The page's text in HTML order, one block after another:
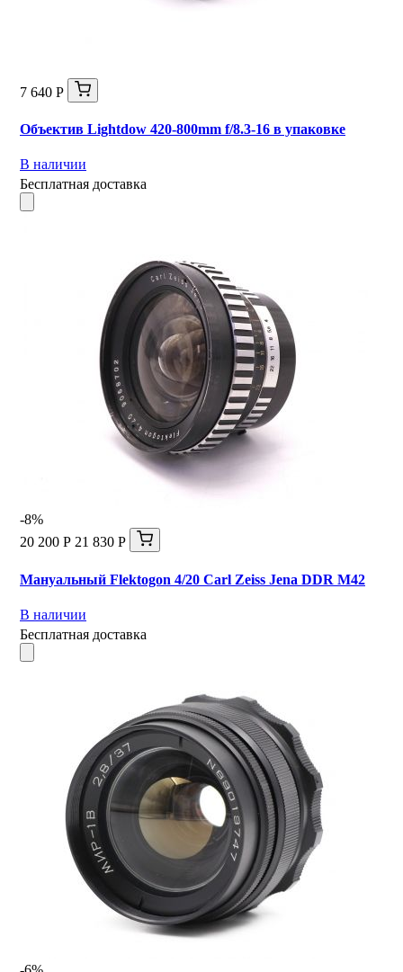
7 640 Р
Объектив Lightdow 420-800mm f/8.3-16 в упаковке
В наличии
Бесплатная доставка
-8%
20 200 Р 21 830 Р
Мануальный Flektogon 4/20 Carl Zeiss Jena DDR М42
В наличии
Бесплатная доставка